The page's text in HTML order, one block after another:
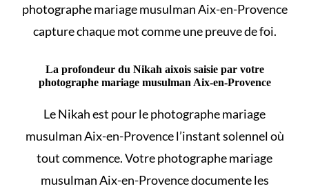
photographe mariage musulman Aix-en-Provence
capture chaque mot comme une preuve de foi.
La profondeur du Nikah aixois saisie par votre
photographe mariage musulman Aix-en-Provence
LeNikahest pour le photographe mariage
musulman Aix-en-Provence l’instant solennel où
tout commence. Votre photographe mariage
musulman Aix-en-Provence documente les